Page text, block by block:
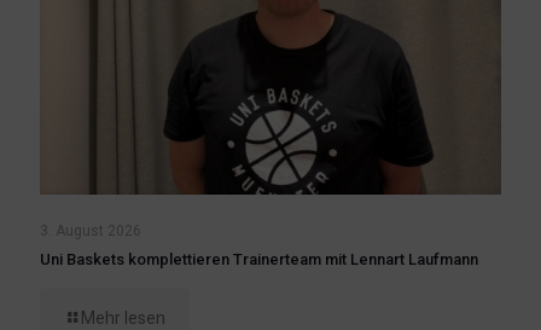
3. August 2026
Uni Baskets komplettieren Trainerteam mit Lennart Laufmann
Mehr lesen